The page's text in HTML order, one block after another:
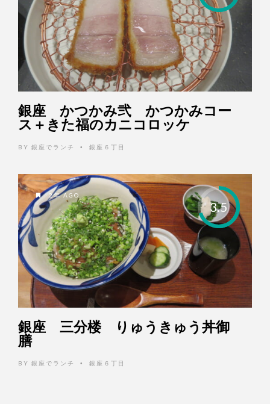
銀座 かつかみ弐 かつかみコー
ス＋きた福のカニコロッケ
BY 銀座でランチ • 銀座６丁目
3.5
2年 AGO
銀座 三分楼 りゅうきゅう丼御
膳
BY 銀座でランチ • 銀座６丁目